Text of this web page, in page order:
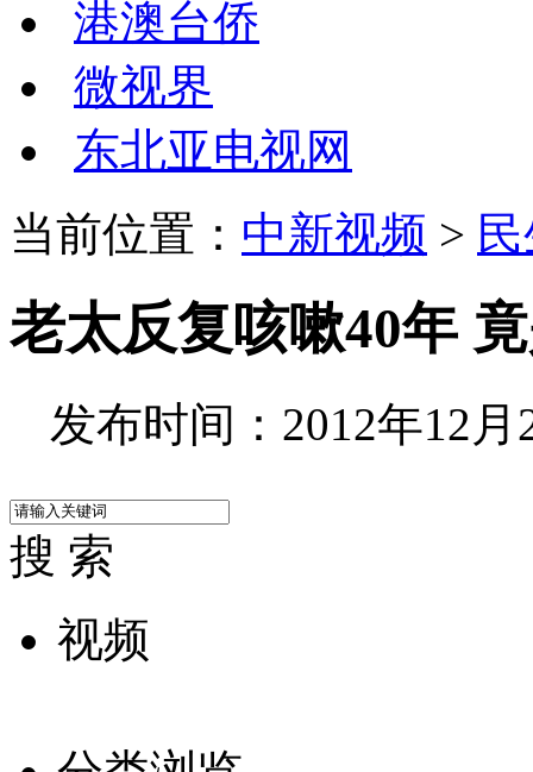
港澳台侨
微视界
东北亚电视网
当前位置： 中新视频 >
老太反复咳嗽40年
发布时间：2012年12月
搜 索
视频